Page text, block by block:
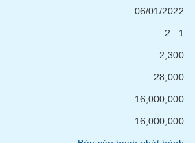
06/01/2022
2 : 1
2,300
28,000
16,000,000
16,000,000